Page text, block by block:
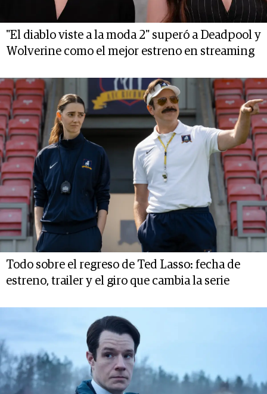
"El diablo viste a la moda 2" superó a Deadpool y
Wolverine como el mejor estreno en streaming
Todo sobre el regreso de Ted Lasso: fecha de
estreno, trailer y el giro que cambia la serie